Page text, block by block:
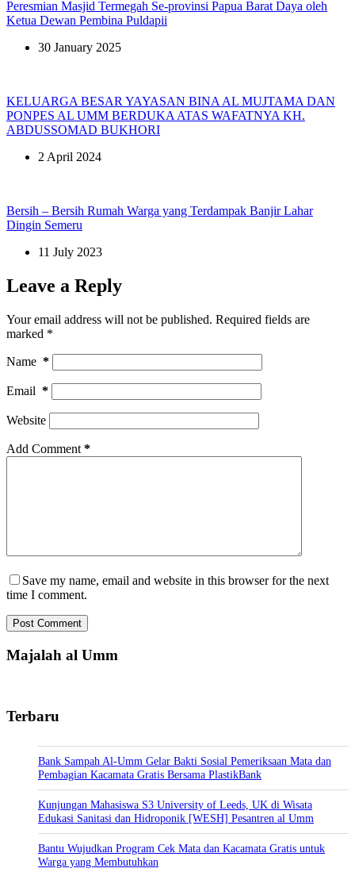
Peresmian Masjid Termegah Se-provinsi Papua Barat Daya oleh
Ketua Dewan Pembina Puldapii
30 January 2025
KELUARGA BESAR YAYASAN BINA AL MUJTAMA DAN
PONPES AL UMM BERDUKA ATAS WAFATNYA KH.
ABDUSSOMAD BUKHORI
2 April 2024
Bersih – Bersih Rumah Warga yang Terdampak Banjir Lahar
Dingin Semeru
11 July 2023
Leave a Reply
Your email address will not be published. Required fields are
marked *
Name *
Email *
Website
Add Comment *
Save my name, email and website in this browser for the next
time I comment.
Post Comment
Majalah al Umm
Terbaru
Bank Sampah Al-Umm Gelar Bakti Sosial Pemeriksaan Mata dan
Pembagian Kacamata Gratis Bersama PlastikBank
Kunjungan Mahasiswa S3 University of Leeds, UK di Wisata
Edukasi Sanitasi dan Hidroponik [WESH] Pesantren al Umm
Bantu Wujudkan Program Cek Mata dan Kacamata Gratis untuk
Warga yang Membutuhkan